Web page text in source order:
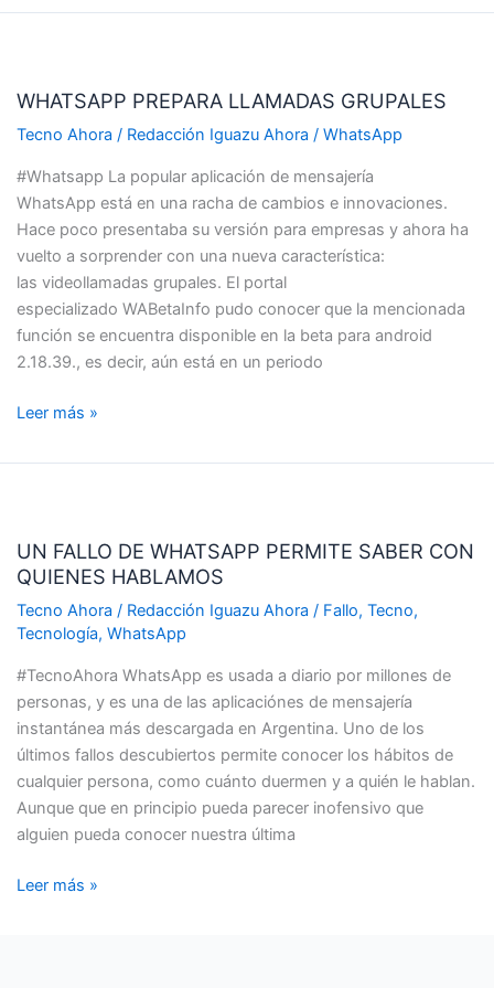
WHATSAPP PREPARA LLAMADAS GRUPALES
Tecno Ahora / Redacción Iguazu Ahora / WhatsApp
#Whatsapp La popular aplicación de mensajería
WhatsApp está en una racha de cambios e innovaciones.
Hace poco presentaba su versión para empresas y ahora ha
vuelto a sorprender con una nueva característica:
las videollamadas grupales. El portal
especializado WABetaInfo pudo conocer que la mencionada
función se encuentra disponible en la beta para android
2.18.39., es decir, aún está en un periodo
LLAMADAS
GRUPALES
Leer más »
UN FALLO DE WHATSAPP PERMITE SABER CON
QUIENES HABLAMOS
Tecno Ahora / Redacción Iguazu Ahora / Fallo, Tecno,
Tecnología, WhatsApp
#TecnoAhora WhatsApp es usada a diario por millones de
personas, y es una de las aplicaciónes de mensajería
instantánea más descargada en Argentina. Uno de los
últimos fallos descubiertos permite conocer los hábitos de
cualquier persona, como cuánto duermen y a quién le hablan.
Aunque que en principio pueda parecer inofensivo que
alguien pueda conocer nuestra última
DE
WHATSAPP
PERMITE
SABER
QUIENES
HABLAMOS
Leer más »